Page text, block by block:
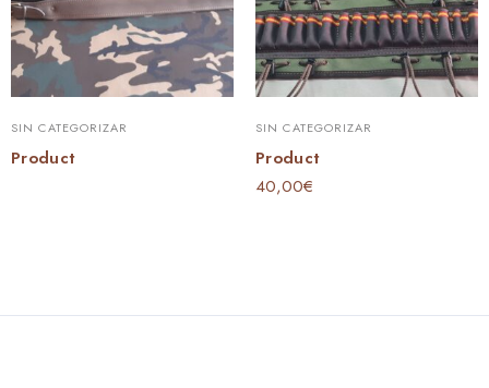
SIN CATEGORIZAR
Product
SIN CATEGORIZAR
Product
40,00€